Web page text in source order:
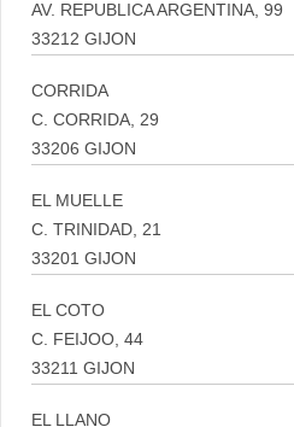
AV. REPUBLICA ARGENTINA, 99
33212 GIJON
CORRIDA
C. CORRIDA, 29
33206 GIJON
EL MUELLE
C. TRINIDAD, 21
33201 GIJON
EL COTO
C. FEIJOO, 44
33211 GIJON
EL LLANO